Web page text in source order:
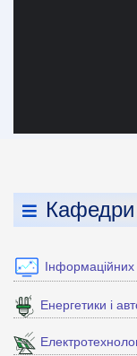
Кафедри
Енергетики і